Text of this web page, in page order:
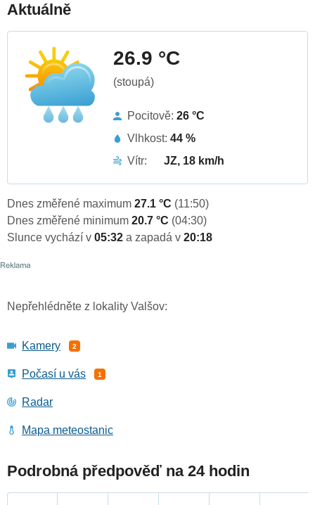
Aktuálně
26.9 °C
(stoupá)
Pocitově: 26 °C
Vlhkost: 44 %
Vítr:
JZ, 18 km/h
Dnes změřené maximum 27.1 °C (11:50)
Dnes změřené minimum 20.7 °C (04:30)
Slunce vychází v 05:32 a zapadá v 20:18
Nepřehlédněte z lokality Valšov:
Kamery 2
Počasí u vás 1
Radar
Mapa meteostanic
Podrobná předpověď na 24 hodin